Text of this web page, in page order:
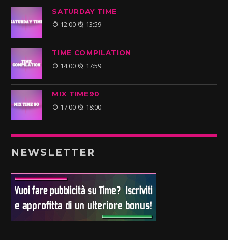
SATURDAY TIME
12:00 13:59
TIME COMPILATION
14:00 17:59
MIX TIME90
17:00 18:00
NEWSLETTER